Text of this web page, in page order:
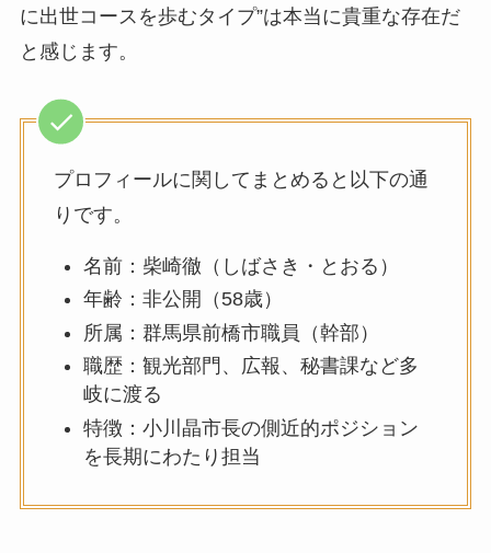
に出世コースを歩むタイプ”は本当に貴重な存在だ
と感じます。
プロフィールに関してまとめると以下の通
りです。
名前：柴崎徹（しばさき・とおる）
年齢：非公開（58歳）
所属：群馬県前橋市職員（幹部）
職歴：観光部門、広報、秘書課など多
岐に渡る
特徴：小川晶市長の側近的ポジション
を長期にわたり担当